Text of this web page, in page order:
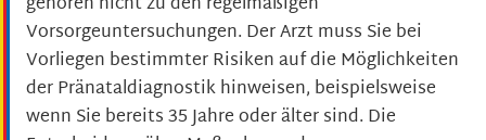
Vorsorgeuntersuchungen. Der Arzt muss Sie bei
Vorliegen bestimmter Risiken auf die Möglichkeiten
der Pränataldiagnostik hinweisen, beispielsweise
wenn Sie bereits 35 Jahre oder älter sind. Die